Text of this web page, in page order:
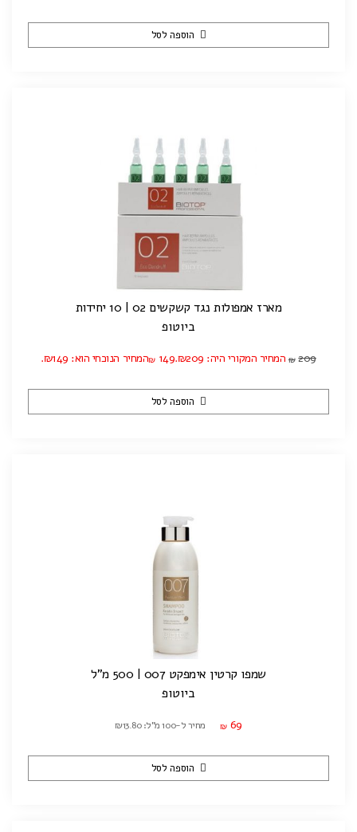
הוספה לסל
מארז אמפולות נגד קשקשים 02 | 10 יחידות
ביוטופ
₪ 209 המחיר המקורי היה: ₪209. ₪ 149 המחיר הנוכחי הוא: ₪149.
הוספה לסל
שמפו קרטין אימפקט 007 | 500 מ"ל
ביוטופ
₪ 69 מחיר ל-100 מ"ל: ₪13.80
הוספה לסל